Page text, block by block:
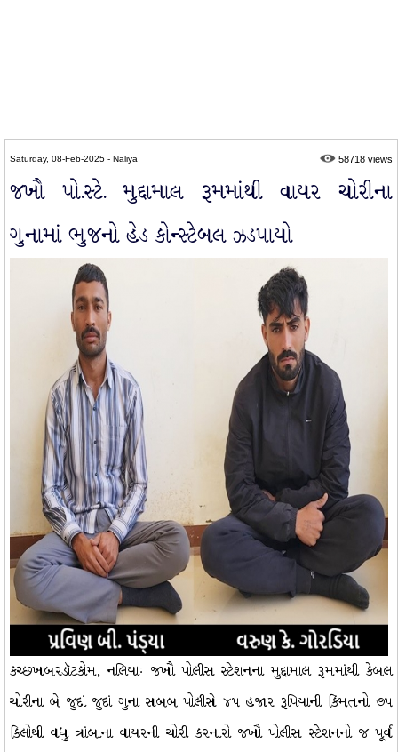
Saturday, 08-Feb-2025 - Naliya 58718 views
જખૌ પો.સ્ટે. મુદ્દામાલ રૂમમાંથી વાયર ચોરીના
ગુનામાં ભુજનો હેડ કોન્સ્ટેબલ ઝડપાયો
કચ્છખબરડૉટકોમ, નલિયાઃ જખૌ પોલીસ સ્ટેશનના મુદ્દામાલ રૂમમાંથી કેબલ
ચોરીના બે જુદાં જુદાં ગુના સબબ પોલીસે ૪૫ હજાર રૂપિયાની કિંમતનો ૭૫
કિલોથી વધુ ત્રાંબાના વાયરની ચોરી કરનારો જખૌ પોલીસ સ્ટેશનનો જ પૂર્વ